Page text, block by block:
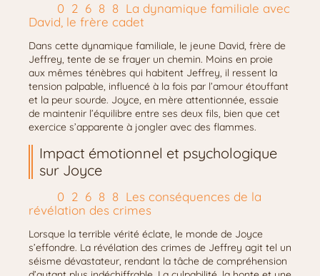
La dynamique familiale avec
David, le frère cadet
Dans cette dynamique familiale, le jeune David, frère de
Jeffrey, tente de se frayer un chemin. Moins en proie
aux mêmes ténèbres qui habitent Jeffrey, il ressent la
tension palpable, influencé à la fois par l’amour étouffant
et la peur sourde. Joyce, en mère attentionnée, essaie
de maintenir l’équilibre entre ses deux fils, bien que cet
exercice s’apparente à jongler avec des flammes.
Impact émotionnel et psychologique
sur Joyce
Les conséquences de la
révélation des crimes
Lorsque la terrible vérité éclate, le monde de Joyce
s’effondre. La révélation des crimes de Jeffrey agit tel un
séisme dévastateur, rendant la tâche de compréhension